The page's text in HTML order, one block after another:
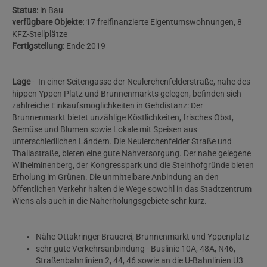
Status: in Bau
verfügbare Objekte: 17 freifinanzierte Eigentumswohnungen, 8
KFZ-Stellplätze
Fertigstellung: Ende 2019
Lage- In einer Seitengasse der Neulerchenfelderstraße, nahe des
hippen Yppen Platz und Brunnenmarkts gelegen, befinden sich
zahlreiche Einkaufsmöglichkeiten in Gehdistanz: Der
Brunnenmarkt bietet unzählige Köstlichkeiten, frisches Obst,
Gemüse und Blumen sowie Lokale mit Speisen aus
unterschiedlichen Ländern. Die Neulerchenfelder Straße und
Thaliastraße, bieten eine gute Nahversorgung. Der nahe gelegene
Wilhelminenberg, der Kongresspark und die Steinhofgründe bieten
Erholung im Grünen. Die unmittelbare Anbindung an den
öffentlichen Verkehr halten die Wege sowohl in das Stadtzentrum
Wiens als auch in die Naherholungsgebiete sehr kurz.
Nähe Ottakringer Brauerei, Brunnenmarkt und Yppenplatz
sehr gute Verkehrsanbindung - Buslinie 10A, 48A, N46,
Straßenbahnlinien 2, 44, 46 sowie an die U-Bahnlinien U3